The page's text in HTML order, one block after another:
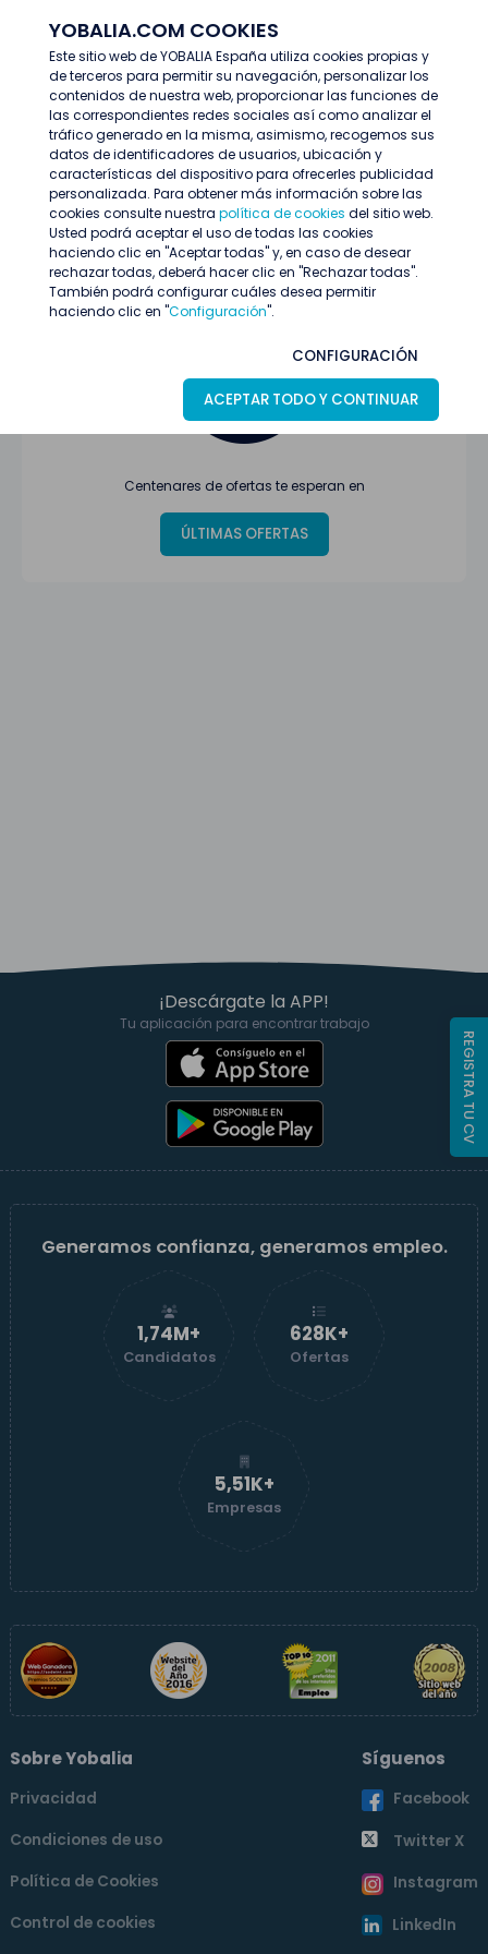
YOBALIA.COM COOKIES
Este sitio web de YOBALIA España utiliza cookies propias y
de terceros para permitir su navegación, personalizar los
contenidos de nuestra web, proporcionar las funciones de
las correspondientes redes sociales así como analizar el
tráfico generado en la misma, asimismo, recogemos sus
datos de identificadores de usuarios, ubicación y
características del dispositivo para ofrecerles publicidad
personalizada. Para obtener más información sobre las
cookies consulte nuestra política de cookies del sitio web.
Usted podrá aceptar el uso de todas las cookies
haciendo clic en "Aceptar todas" y, en caso de desear
rechazar todas, deberá hacer clic en "Rechazar todas".
También podrá configurar cuáles desea permitir
haciendo clic en "Configuración".
CONFIGURACIÓN
ACEPTAR TODO Y CONTINUAR
Últimas ofertas
Oferta no encontrada o ha finalizado su
proceso de selección
Centenares de ofertas te esperan en
ÚLTIMAS OFERTAS
¡Descárgate la APP!
Tu aplicación para encontrar trabajo
Generamos confianza, generamos empleo.
1,74M+
Candidatos
629K+
Ofertas
5,52K+
Empresas
Sobre Yobalia
Privacidad
Condiciones de uso
Política de Cookies
Control de cookies
Síguenos
Facebook
Twitter X
Instagram
LinkedIn
REGISTRA TU CV